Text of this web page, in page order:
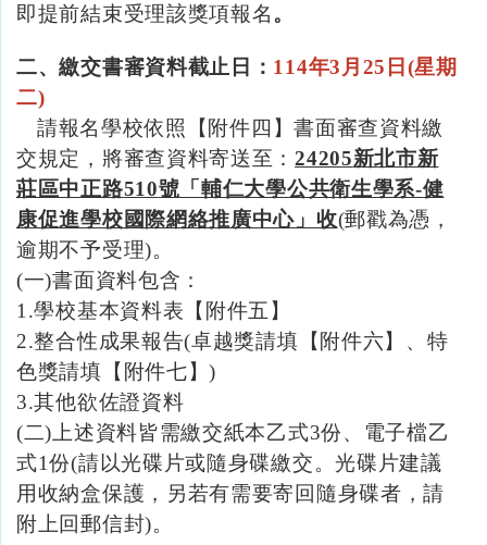
即提前結束受理該獎項報名 。
二、繳交書審資料截止日： 114年3 月 25 日 (星期
二)
請報名學校依照【附件四】書面審查資料繳
交規定，將審查資料寄送至：24205新北市新
莊區中正路510號「輔仁大學公共衛生學系-健
康促進學校國際網絡推廣中心」收(郵戳為憑，
逾期不予受理)。
(一)書面資料包含：
1.學校基本資料表【附件五】
2.整合性成果報告(卓越獎請填【附件六】、特
色獎請填【附件七】)
3.其他欲佐證資料
(二) 上述資料皆需繳交紙本乙式3份、電子檔乙
式1份(請以光碟片或隨身碟繳交。光碟片建議
用收納盒保護，另若有需要寄回隨身碟者，請
附上回郵信封)。